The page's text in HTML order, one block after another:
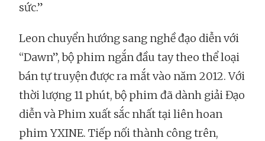
sức.”
Leon chuyển hướng sang nghề đạo diễn với
“Dawn”, bộ phim ngắn đầu tay theo thể loại
bán tự truyện được ra mắt vào năm 2012. Với
thời lượng 11 phút, bộ phim đã dành giải Đạo
diễn và Phim xuất sắc nhất tại liên hoan
phim YXINE. Tiếp nối thành công trên,